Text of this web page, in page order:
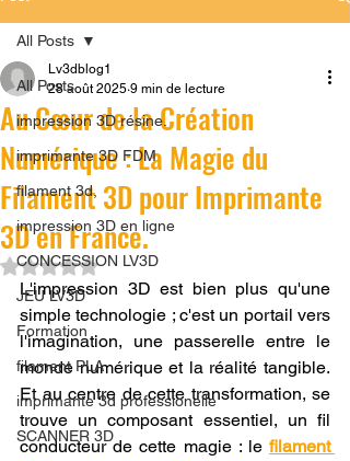
All Posts
impression 3D résine.
imprimante 3D FDM
filament 3d,
impression 3D en ligne
CONCESSION LV3D
JEU LV3D
Formation
filament PLA
imprimante 3d professionelle
SCANNER 3D
All Posts
Au Cœur de la Création
Numérique : La Magie du
Filament 3D pour Imprimante
3D en France.
Lv3dblog1
28 août 2025 9 min de lecture
Noté NaN étoiles sur 5.
L'impression 3D est bien plus qu'une
simple technologie ; c'est un portail vers
l'imagination, une passerelle entre le
monde numérique et la réalité tangible.
Et au centre de cette transformation, se
trouve un composant essentiel, un fil
conducteur de cette magie : le filament